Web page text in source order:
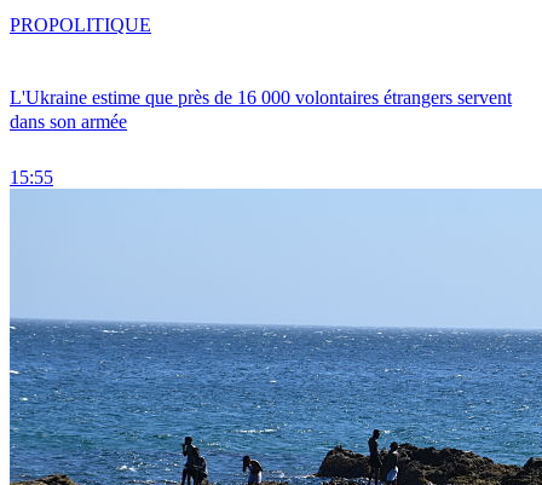
L'Ukraine estime que près de 16 000 volontaires étrangers servent
dans son armée
15:55
PROPOLITIQUE